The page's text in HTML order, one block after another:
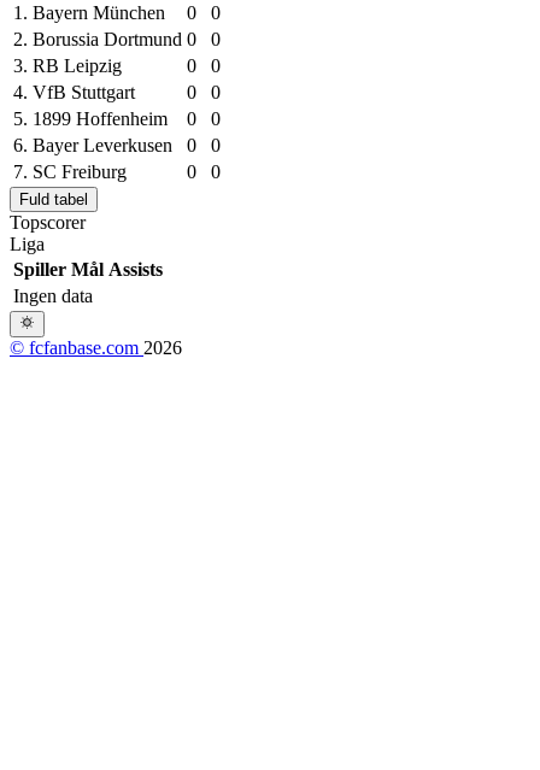
1. Bayern München 0
0
2. Borussia Dortmund 0
0
3. RB Leipzig 0
0
4. VfB Stuttgart 0
0
5. 1899 Hoffenheim 0
0
6. Bayer Leverkusen 0
0
7. SC Freiburg 0 0
Fuld tabel
Topscorer
Liga
Spiller Mål Assists
Ingen data
© fcfanbase.com 2026